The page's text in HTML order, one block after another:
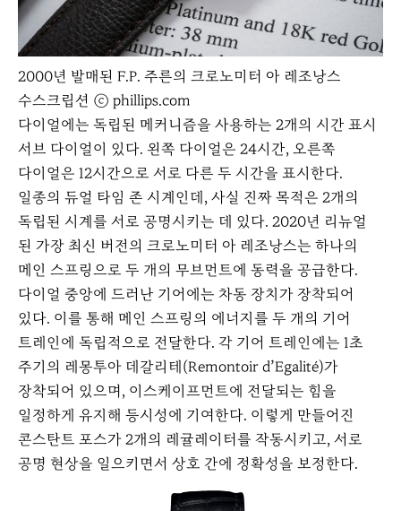
2000년 발매된 F.P. 주른의 크로노미터 아 레조낭스
수스크립션 ⓒ phillips.com
다이얼에는 독립된 메커니즘을 사용하는 2개의 시간 표시
서브 다이얼이 있다. 왼쪽 다이얼은 24시간, 오른쪽
다이얼은 12시간으로 서로 다른 두 시간을 표시한다.
일종의 듀얼 타임 존 시계인데, 사실 진짜 목적은 2개의
독립된 시계를 서로 공명시키는 데 있다. 2020년 리뉴얼
된 가장 최신 버전의 크로노미터 아 레조낭스는 하나의
메인 스프링으로 두 개의 무브먼트에 동력을 공급한다.
다이얼 중앙에 드러난 기어에는 차동 장치가 장착되어
있다. 이를 통해 메인 스프링의 에너지를 두 개의 기어
트레인에 독립적으로 전달한다. 각 기어 트레인에는 1초
주기의 레몽투아 데갈리테(Remontoir d’Egalité)가
장착되어 있으며, 이스케이프먼트에 전달되는 힘을
일정하게 유지해 등시성에 기여한다. 이렇게 만들어진
콘스탄트 포스가 2개의 레귤레이터를 작동시키고, 서로
공명 현상을 일으키면서 상호 간에 정확성을 보정한다.